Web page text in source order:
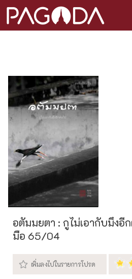
อตัมมยตา : กูไม่เอากับมึงอี
มือ 65/04